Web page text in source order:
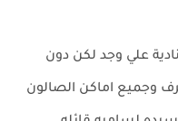
علي وجد لكن دون
وجميع اماكن الصالون